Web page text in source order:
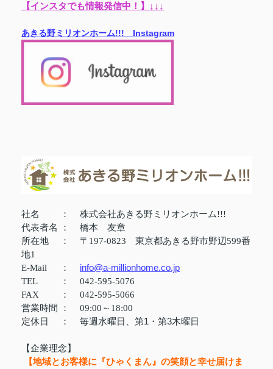
【インスタでも情報発信中！】↓↓↓
あきる野ミリオンホーム!!! Instagram
社名 ：
株式会社あきる野ミリオンホーム!!!
代表者名
：
橋本 友章
所在地
：
〒197-0823 東京都あきる野市野辺599番
地1
E-Mail
： info@a-millionhome.co.jp
TEL ：
042-595-5076
FAX
：
042-595-5066
営業時間
： 09:00～18:00
定休日 ： 毎週水曜日、第1・第3木曜日
【企業理念】
【地域とお客様に『ひゃくまん』の笑顔と幸せ届けま